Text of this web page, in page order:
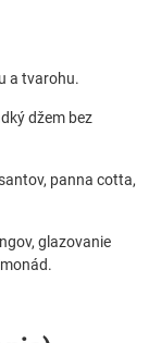
a tvarohu.
džem bez
panna cotta,
glazovanie